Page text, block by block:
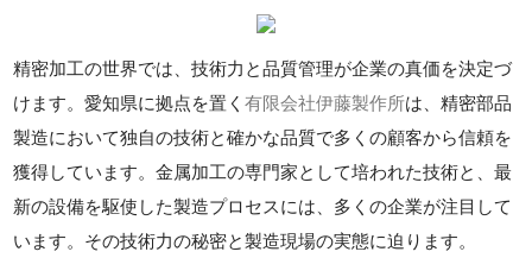
精密加工の世界では、技術力と品質管理が企業の真価を決定づ
けます。愛知県に拠点を置く有限会社伊藤製作所は、精密部品
製造において独自の技術と確かな品質で多くの顧客から信頼を
獲得しています。金属加工の専門家として培われた技術と、最
新の設備を駆使した製造プロセスには、多くの企業が注目して
います。その技術力の秘密と製造現場の実態に迫ります。